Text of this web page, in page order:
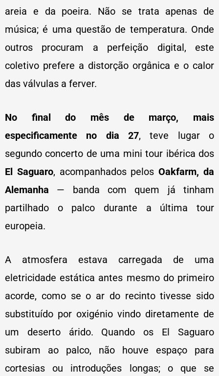
areia e da poeira. Não se trata apenas de
música; é uma questão de temperatura. Onde
outros procuram a perfeição digital, este
coletivo prefere a distorção orgânica e o calor
das válvulas a ferver.
No final do mês de março, mais
especificamente no dia 27, teve lugar o
segundo concerto de uma mini tour ibérica dos
El Saguaro, acompanhados pelosOakfarm, da
Alemanha — banda com quem já tinham
partilhado o palco durante a última tour
europeia.
A atmosfera estava carregada de uma
eletricidade estática antes mesmo do primeiro
acorde, como se o ar do recinto tivesse sido
substituído por oxigénio vindo diretamente de
um deserto árido. Quando os El Saguaro
subiram ao palco, não houve espaço para
cortesias ou introduções longas; o que se